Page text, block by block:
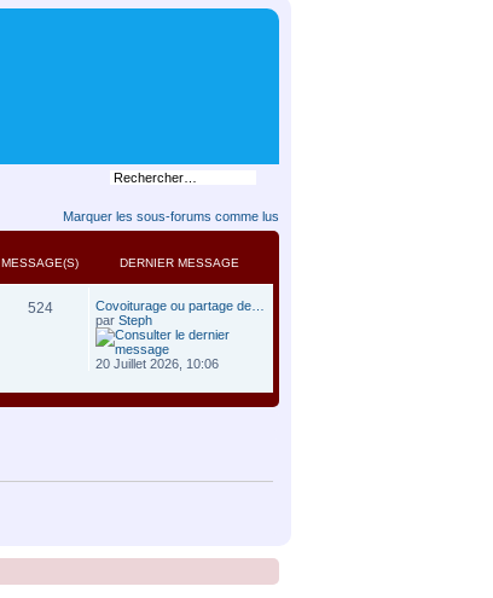
Marquer les sous-forums comme lus
MESSAGE(S) DERNIER MESSAGE
524
Covoiturage ou partage de…
par Steph
20 Juillet 2026, 10:06